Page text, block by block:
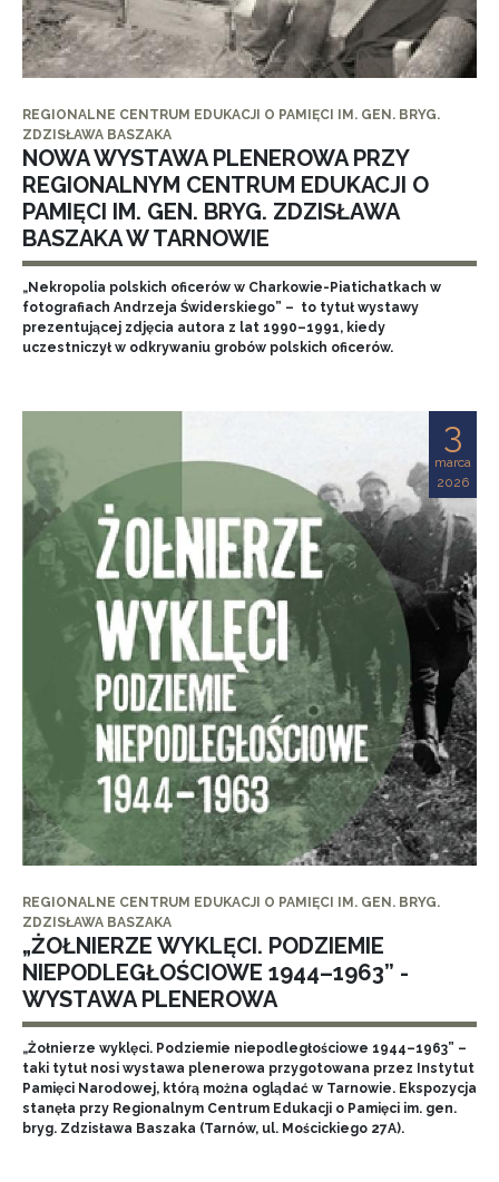
REGIONALNE CENTRUM EDUKACJI O PAMIĘCI IM. GEN. BRYG.
ZDZISŁAWA BASZAKA
NOWA WYSTAWA PLENEROWA PRZY
REGIONALNYM CENTRUM EDUKACJI O
PAMIĘCI IM. GEN. BRYG. ZDZISŁAWA
BASZAKA W TARNOWIE
„Nekropolia polskich oficerów w Charkowie-Piatichatkach w
fotografiach Andrzeja Świderskiego” – to tytuł wystawy
prezentującej zdjęcia autora z lat 1990–1991, kiedy
uczestniczył w odkrywaniu grobów polskich oficerów.
3
marca
2026
REGIONALNE CENTRUM EDUKACJI O PAMIĘCI IM. GEN. BRYG.
ZDZISŁAWA BASZAKA
„ŻOŁNIERZE WYKLĘCI. PODZIEMIE
NIEPODLEGŁOŚCIOWE 1944–1963” -
WYSTAWA PLENEROWA
„Żołnierze wyklęci. Podziemie niepodległościowe 1944–1963” –
taki tytuł nosi wystawa plenerowa przygotowana przez Instytut
Pamięci Narodowej, którą można oglądać w Tarnowie. Ekspozycja
stanęła przy Regionalnym Centrum Edukacji o Pamięci im. gen.
bryg. Zdzisława Baszaka (Tarnów, ul. Mościckiego 27A).